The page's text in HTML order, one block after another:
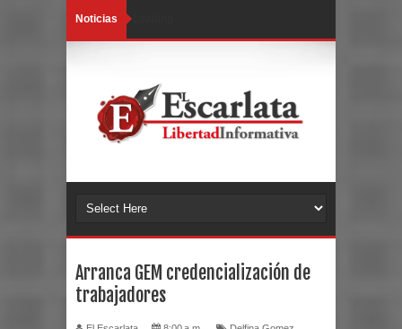
Noticias
Arranca GEM credencialización de
trabajadores